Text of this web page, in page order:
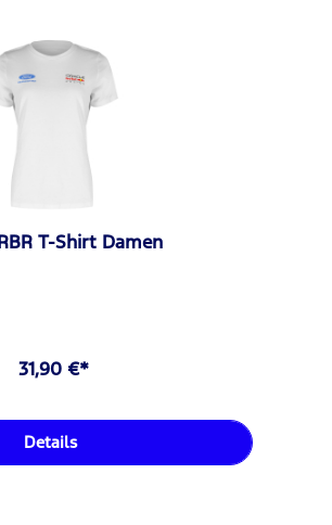
T-Shirt Damen
31,90 €*
Details